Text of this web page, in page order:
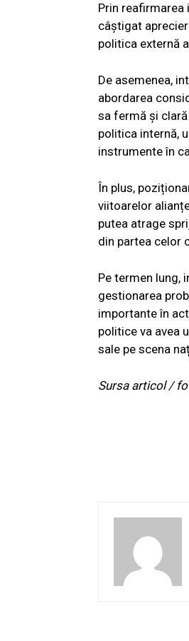
Prin reafirmarea
câștigat
politica externă
De asemenea,
abordarea
sa fermă și
politica internă,
instrumente în
În plus,
viitoarelor
putea atrage
din partea celor
Pe termen lung,
gestionarea
importante în
politice va avea
sale pe scena
Sursa articol /